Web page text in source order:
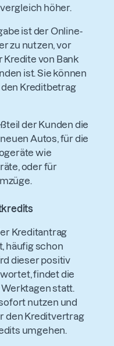
höher.
ist der Online-
zu nutzen, vor
Kredite von Bank
ist. Sie können
Kreditbetrag
der Kunden die
Autos, für die
wie
oder für
Kreditantrag
häufig schon
dieser positiv
findet die
Werktagen statt.
nutzen und
den Kreditvertrag
umgehen.